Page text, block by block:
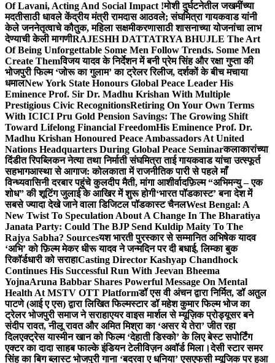
Of Lavani, Acting And Social Impact !मोशी दुर्घटनेतील जखमींच्या
मदतीसाठी धावले केंद्रीय मंत्री रामदास आठवले; संघमित्रा गायकवाड यांनी
केले जननेतृत्वाचे कौतुक, महिला सक्षमीकरणासाठी शासनाच्या योजनांचा लाभ
देण्याची केली मागणीRAJESHH DATTATRYA BHUJLE The Art
Of Being Unforgettable Some Men Follow Trends. Some Men
Create Themविजय यादव के निर्देशन में बनी प्रेम सिंह और रक्षा गुप्ता की
भोजपुरी फिल्म ‘जोरू का गुलाम’ का ट्रेलर रिलीज, दर्शकों के बीच मचाया
धमालNew York State Honours Global Peace Leader His
Eminence Prof. Sir Dr. Madhu Krishan With Multiple
Prestigious Civic RecognitionsRetiring On Your Own Terms
With ICICI Pru Gold Pension Savings: The Growing Shift
Toward Lifelong Financial FreedomHis Eminence Prof. Dr.
Madhu Krishan Honoured Peace Ambassadors At United
Nations Headquarters During Global Peace Seminarकलाकारांच्या
दिंडीत रिपब्लिकन नेत्या तथा निर्माती संघमित्रा ताई गायकवाड यांचा उत्स्फूर्त
सहभागआस्था से आगाज: कोलकाता में राजनीतिक पारी से पहले माँ
विन्ध्यवासिनी दरबार पहुंचे कुलदीप मैती, मांगा आशीर्वादफ़िल्म “अभिमन्यु – एक
शोध” की शूटिंग जुलाई के आखिर में शुरू होगी‘भारत पॉडकास्ट’ बना देश में
सबसे ज्यादा देखे जाने वाला डिजिटल पॉडकास्ट चैनलWest Bengal: A
New Twist To Speculation About A Change In The Bharatiya
Janata Party: Could The BJP Send Kuldip Maity To The
Rajya Sabha? Sourcesयश भारती पुरस्कार से सम्मानित अभिषेक यादव
‘अभि’ को फ़िल्म मेकर धीरू यादव ने जन्मदिन पर दी बधाई, लिम्का बुक
रिकॉर्डधारी को सराहाCasting Director Kashyap Chandhock
Continues His Successful Run With Jeevan Bheema
YojnaAruna Babbar Shares Powerful Message On Mental
Health At MSTV OTT Platformडॉ एस वी अंचन द्वारा निर्मित, डॉ अतुल
पाटणे (आई ए एस) द्वारा लिखित फिल्मस्टार डॉ महेश कुमार फिल्म भोज का
ट्रेलर भोजपुरी समाज ने सराहाएयर वाइस मार्शल से म्यूज़िक प्रोड्यूसर बने
संदीप रावत, नीलू रावत और अमित मिश्रा का ‘असर ये तेरा’ जीत रहा
दिलएक्ट्रेस यास्मीन खान को फिल्म ‘देहाती डिस्को’ के लिए बेस्ट सपोर्टिंग
एक्टर का दादा साहब फाल्के इंडियन टेलीविज़न अवॉर्ड मिला।देसी स्टार समर
सिंह का बिग ब्लास्ट भोजपुरी गाना ‘बदरवा ए धनिया’ एसएफसी म्यूजिक पर हुआ